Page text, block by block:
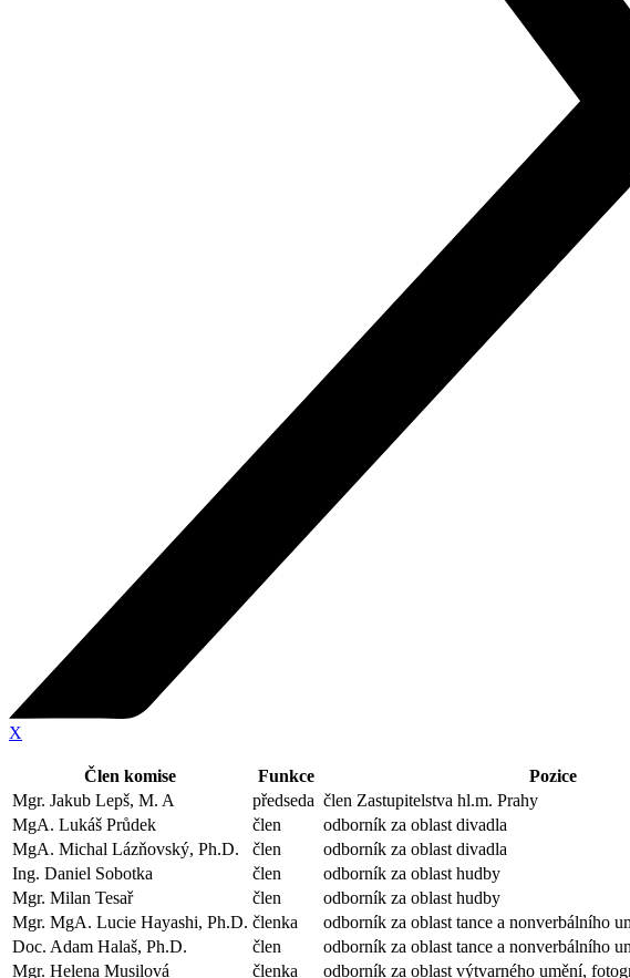
X
Člen komise Funkce
Pozice
Mgr. Jakub Lepš, M. A
předseda člen Zastupitelstva hl.m. Prahy
MgA. Lukáš Průdek
člen
odborník za oblast divadla
MgA. Michal Lázňovský, Ph.D.
člen
odborník za oblast divadla
Ing. Daniel Sobotka
člen
odborník za oblast hudby
Mgr. Milan Tesař
člen
odborník za oblast hudby
Mgr. MgA. Lucie Hayashi, Ph.D. členka
odborník za oblast tance a nonverbálního
Doc. Adam Halaš, Ph.D.
člen
odborník za oblast tance a nonverbálního
Mgr. Helena Musilová
členka odborník za oblast výtvarného umění,